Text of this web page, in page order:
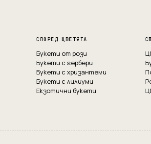
СПОРЕД ЦВЕТЯТА
Букети от рози
Букети с гербери
Букети с хризантеми
Букети с лилиуми
Екзотични букети